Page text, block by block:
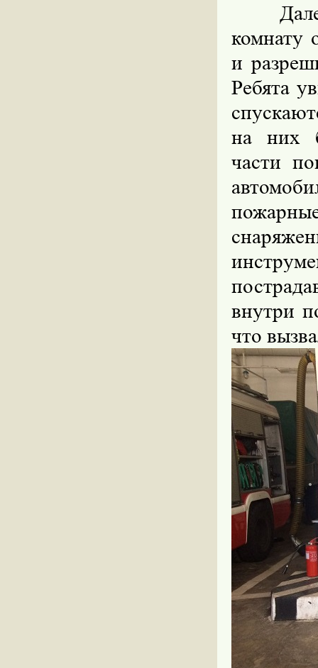
комнату
и
Ребята
на них
части
внутри
что